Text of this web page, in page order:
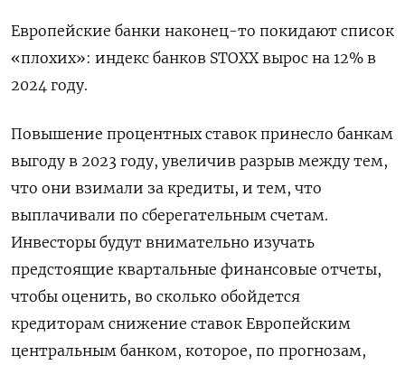
Европейские банки наконец-то покидают список
«плохих»: индекс банков STOXX вырос на 12% в
2024 году.
Повышение процентных ставок принесло банкам
выгоду в 2023 году, увеличив разрыв между тем,
что они взимали за кредиты, и тем, что
выплачивали по сберегательным счетам.
Инвесторы будут внимательно изучать
предстоящие квартальные финансовые отчеты,
чтобы оценить, во сколько обойдется
кредиторам снижение ставок Европейским
центральным банком, которое, по прогнозам,